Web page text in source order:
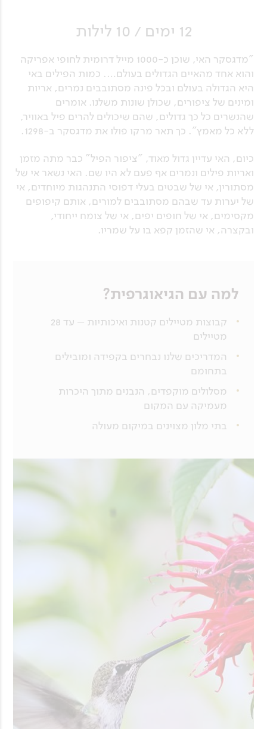
12 ימים / 10 לילות
"מדגסקר האי, שוכן כ-1000 מייל דרומית לחופי אפריקה
והוא אחד מהאיים הגדולים בעולם…. כמות הפילים באי
היא הגדולה בעולם ובכל פינה מסתובבים נמרים, אריות
ומינים של ציפורים, שכולן שונות משלנו. אומרים
שהנשרים כל כך גדולים, שהם שיכולים להרים פיל באוויר,
ללא כל מאמץ". כך תאר מרקו פולו את מדגסקר ב-1298.
כיום, האי עדיין גדול מאוד, "ציפור הפיל" כבר מתה מזמן
ואריות פילים ונמרים אף פעם לא היו שם. האי נשאר אי של
מסתורין, אי של שבטים בעלי דפוסי התנהגות מיוחדים, אי
של יערות עד שבהם מסתובבים למורים, אותם קיפופים
מקסימים, אי של חופים יפים, אי של צומח ייחודי,
ובקצרה, אי שהזמן קפא בו על שמריו.
למה עם הגיאוגרפית?
קבוצות מטיילים קטנות ואיכותיות – עד 28
מטיילים
המדריכים שלנו נבחרים בקפידה ומובילים
בתחומם
מסלולים מוקפדים, הנבנים מתוך היכרות
מעמיקה עם המקום
בתי מלון מצוינים במיקום מעולה